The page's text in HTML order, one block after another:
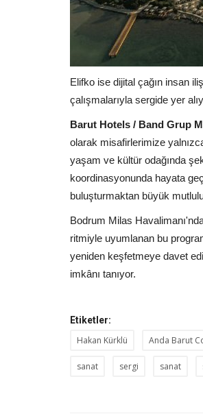
Elifko ise dijital çağın insan
çalışmalarıyla sergide yer
Barut Hotels / Band Grup
olarak misafirlerimize
yaşam ve kültür odağında
koordinasyonunda hayata
buluşturmaktan büyük
Bodrum Milas
ritmiyle uyumlanan bu
yeniden keşfetmeye davet
imkânı tanıyor.
Etiketler:
Hakan Kürklü Anda Barut
sanat sergi sanat